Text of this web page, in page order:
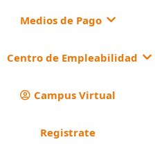
Medios de Pago
Centro de Empleabilidad
Campus Virtual
Registrate